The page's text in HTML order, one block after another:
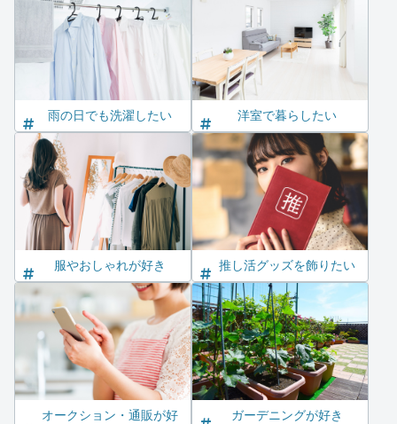
雨の日でも洗濯したい 洋室で暮らしたい
服やおしゃれが好き 推し活グッズを飾りたい
オークション・通販が好
ガーデニングが好き